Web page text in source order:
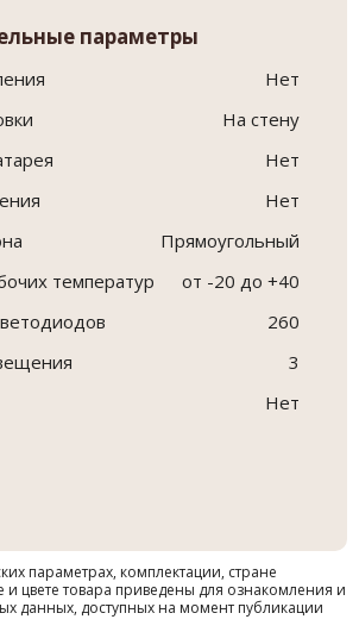
параметры
Нет
На стену
Нет
Нет
Прямоугольный
температур
от -20 до +40
260
3
Нет
параметрах, комплектации, стране
и цвете товара приведены для ознакомления и
данных, доступных на момент публикации